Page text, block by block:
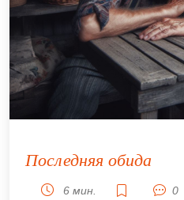
Последняя обида
6 мин. 0